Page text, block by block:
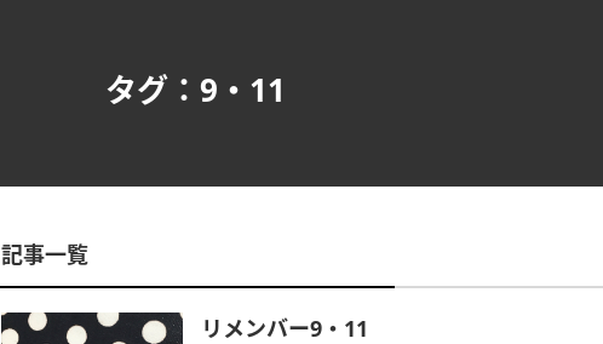
タグ：9・11
記事一覧
リメンバー9・11